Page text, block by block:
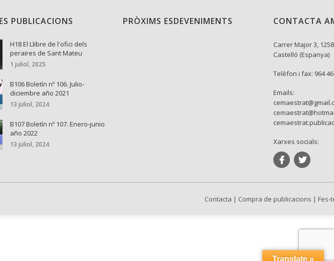
PUBLICACIONS
H18 El Llibre de l'ofici dels
peraires de Sant Mateu
1 juliol, 2025
B106 Boletín nº 106. Julio-
diciembre año 2021
13 juliol, 2024
B107 Boletín nº 107. Enero-junio
año 2022
13 juliol, 2024
PRÒXIMS ESDEVENIMENTS CONTACTA
Carrer Major 3,
Castelló (Espanya)
Telèfon i fax: 964
Emails:
Xarxes socials:
Contacta | Compra de publicacions | Fes-
Translate »